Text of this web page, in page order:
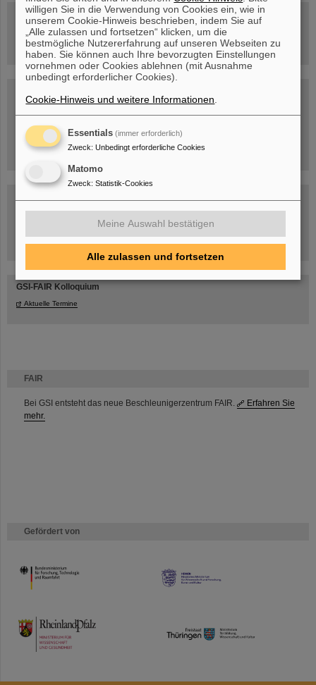
FAIR
Bei GSI entsteht das neue Beschleunigerzentrum FAIR.
Erfahren Sie
mehr.
Gefördert von
HMWK
TMWWDG
Besichtigung von GSI/FAIR –
jetzt Termin buchen!
GSI-FAIR Kolloquium
Aktuelle Termine
willigen Sie in die Verwendung von Cookies ein, wie in
unserem Cookie-Hinweis beschrieben, indem Sie auf
„Alle zulassen und fortsetzen“ klicken, um die
bestmögliche Nutzererfahrung auf unseren Webseiten zu
haben. Sie können auch Ihre bevorzugten Einstellungen
vornehmen oder Cookies ablehnen (mit Ausnahme
unbedingt erforderlicher Cookies).
Cookie-Hinweis und weitere Informationen
Essentials (immer erforderlich)
Zweck: Unbedingt erforderliche Cookies
Matomo
Zweck: Statistik-Cookies
Meine Auswahl bestätigen
Alle zulassen und fortsetzen